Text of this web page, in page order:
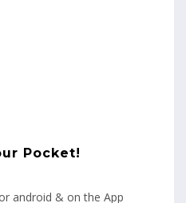
Pocket!
android & on the App